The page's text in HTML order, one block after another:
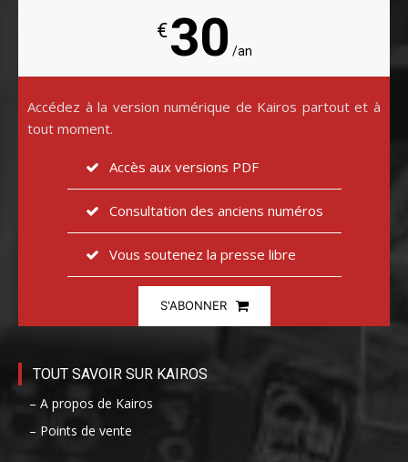
€30 /an
Accédez à la version numérique de Kairos partout et à
tout moment.
Accès aux versions PDF
Consultation des anciens numéros
Vous soutenez la presse libre
S'ABONNER
TOUT SAVOIR SUR KAIROS
– A propos de Kairos
– Points de vente